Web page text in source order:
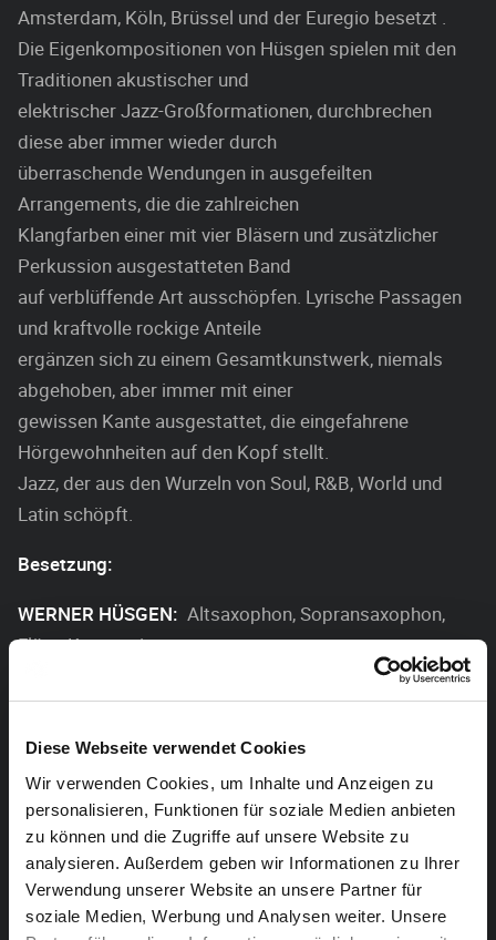
Diese Webseite verwendet Cookies
Wir verwenden Cookies, um Inhalte und Anzeigen zu
personalisieren, Funktionen für soziale Medien anbieten
zu können und die Zugriffe auf unsere Website zu
analysieren. Außerdem geben wir Informationen zu Ihrer
Verwendung unserer Website an unsere Partner für
soziale Medien, Werbung und Analysen weiter. Unsere
Amsterdam, Köln, Brüssel und der Euregio besetzt .
Die Eigenkompositionen von Hüsgen spielen mit den
Traditionen akustischer und
elektrischer Jazz-Großformationen, durchbrechen
diese aber immer wieder durch
überraschende Wendungen in ausgefeilten
Arrangements, die die zahlreichen
Klangfarben einer mit vier Bläsern und zusätzlicher
Perkussion ausgestatteten Band
auf verblüffende Art ausschöpfen. Lyrische Passagen
und kraftvolle rockige Anteile
ergänzen sich zu einem Gesamtkunstwerk, niemals
abgehoben, aber immer mit einer
gewissen Kante ausgestattet, die eingefahrene
Hörgewohnheiten auf den Kopf stellt.
Jazz, der aus den Wurzeln von Soul, R&B, World und
Latin schöpft.
Besetzung:
WERNER HÜSGEN: Altsaxophon, Sopransaxophon,
Flöte, Komponist
PETER HERMESDORF: Tenorsaxophon
THORSTEN HEITZMANN : tbn
WOLF MARTINI: Gitarre
WERNER LAUSCHER: Bass
GERD BREUER: Drums
LUKAS MEILE:Percussion